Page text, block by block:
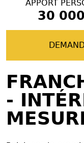
APPORT
30
-